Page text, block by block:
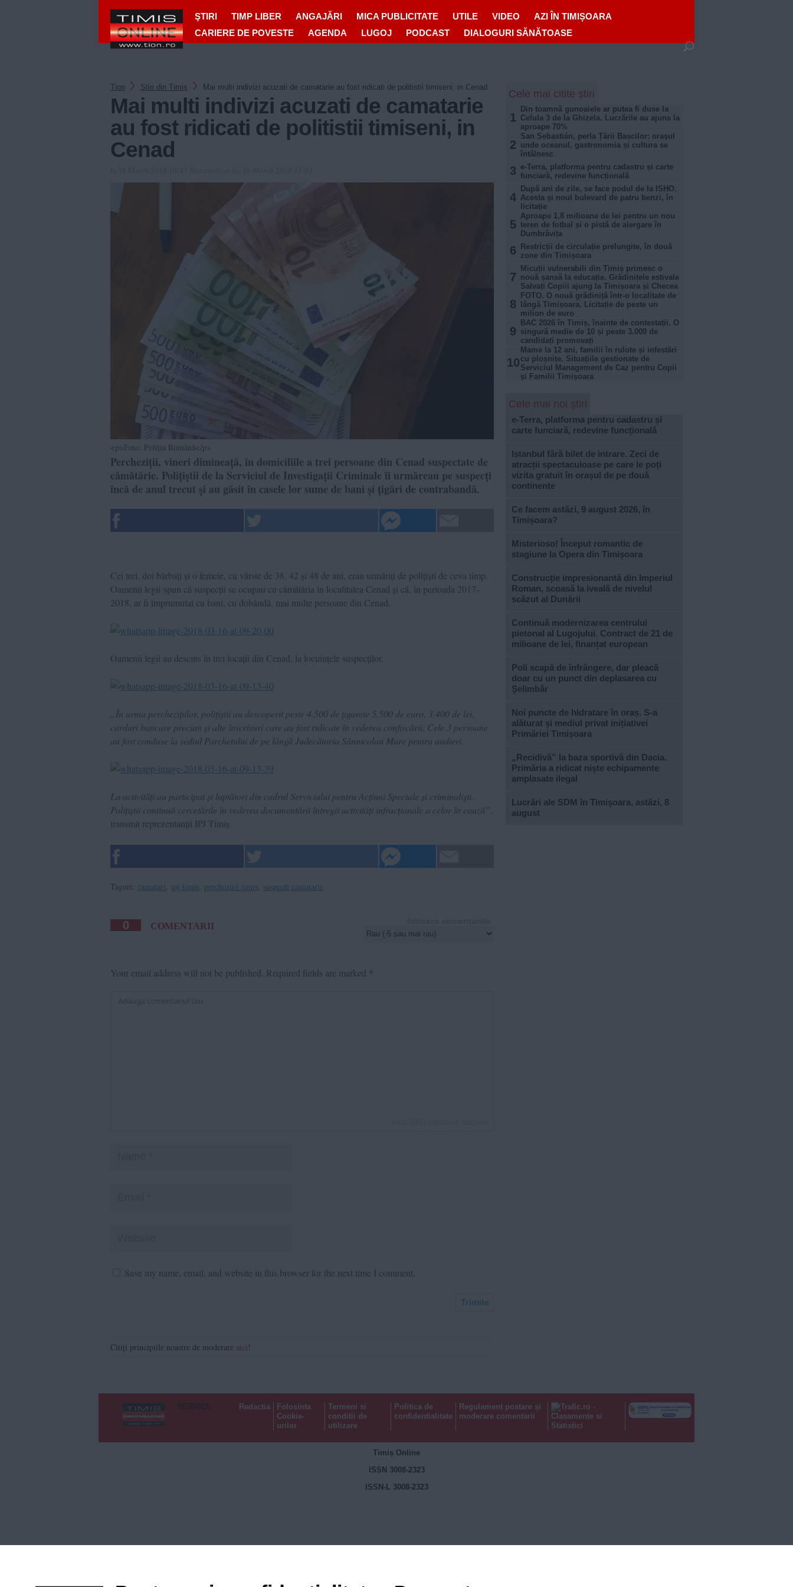
ŞTIRI TIMP LIBER ANGAJĂRI MICA PUBLICITATE UTILE VIDEO
AZI ÎN TIMIȘOARA
CARIERE DE POVESTE
AGENDA LUGOJ PODCAST DIALOGURI SĂNĂTOASE
Tion Ştiri din Timiș Mai multi indivizi acuzati de camatarie au fost ridicati de politistii timiseni, in Cenad
Mai multi indivizi acuzati de camatarie
au fost ridicati de politistii timiseni, in
Cenad
<p>Foto: Poliția Română</p>
Percheziții, vineri dimineață, în domiciliile a trei persoane din Cenad suspectate de
cămătărie. Polițiștii de la Serviciul de Investigații Criminale îi urmăreau pe suspecți
încă de anul trecut și au găsit în casele lor sume de bani și țigări de contrabandă.
Cei trei, doi bărbați și o femeie, cu vârste de 38, 42 și 48 de ani, erau urmăriți de polițiști de ceva timp.
Oamenii legii spun că suspecții se ocupau cu cămătăria în localitatea Cenad și că, în perioada 2017-
2018, ar fi împrumutat cu bani, cu dobândă, mai multe persoane din Cenad.
Oamenii legii au descins în trei locații din Cenad, la locuințele suspecților.
„În urma perchezițiilor, polițiștii au descoperit peste 4.500 de țigarete 5.500 de euro, 3.400 de lei,
carduri bancare precum și alte înscrisuri care au fost ridicate în vederea confiscării. Cele 3 persoane
au fost conduse la sediul Parchetului de pe lângă Judecătoria Sânnicolau Mare pentru audieri.
La activități au participat și luptători din cadrul Serviciului pentru Acțiuni Speciale și criminaliști.
Polițiștii continuă cercetările în vederea documentării întregii activități infracționale a celor în cauză”
transmit reprezentanții IPJ Timiș.
Taguri: camatari ipj timis perchezitii timis suspecti camatarie
0 COMENTARII
Your email address will not be published. Required fields are marked *
Save my name, email, and website in this browser for the next time I comment.
Citiți principiile noastre de moderare aici!
Cele mai citite știri
1
Din toamnă gunoaiele ar putea fi duse la
Celula 3 de la Ghizela. Lucrările au ajuns la
aproape 70%
2
San Sebastián, perla Țării Bascilor: orașul
unde oceanul, gastronomia și cultura se
întâlnesc
3 e-Terra, platforma pentru cadastru și carte
funciară, redevine funcțională
4
După ani de zile, se face podul de la ISHO.
Acesta și noul bulevard de patru benzi, în
licitație
5
Aproape 1,8 milioane de lei pentru un nou
teren de fotbal și o pistă de alergare în
Dumbrăvița
6
Restricții de circulație prelungite, în două
zone din Timișoara
7
Micuții vulnerabili din Timiș primesc o
nouă șansă la educație. Grădinițele estivale
Salvați Copiii ajung la Timișoara și Checea
8
FOTO. O nouă grădiniță într-o localitate de
lângă Timișoara. Licitație de peste un
milion de euro
9
BAC 2026 în Timiș, înainte de contestații. O
singură medie de 10 și peste 3.000 de
candidați promovați
10
Mame la 12 ani, familii în rulote și infestări
cu ploșnițe. Situațiile gestionate de
Serviciul Management de Caz pentru Copii
și Familii Timișoara
Cele mai noi știri
e-Terra, platforma pentru cadastru și
carte funciară, redevine funcțională
Istanbul fără bilet de intrare. Zeci de
atracții spectaculoase pe care le poți
vizita gratuit în orașul de pe două
continente
Ce facem astăzi, 9 august 2026, în
Timișoara?
Misterioso! Început romantic de
stagiune la Opera din Timișoara
Construcție impresionantă din Imperiul
Roman, scoasă la iveală de nivelul
scăzut al Dunării
Continuă modernizarea centrului
pietonal al Lugojului. Contract de 21 de
milioane de lei, finanțat european
Poli scapă de înfrângere, dar pleacă
doar cu un punct din deplasarea cu
Șelimbăr
Noi puncte de hidratare în oraș. S-a
alăturat și mediul privat inițiativei
Primăriei Timișoara
„Recidivă” la baza sportivă din Dacia.
Primăria a ridicat niște echipamente
amplasate ilegal
Lucrări ale SDM în Timișoara, astăzi, 8
august
SERVICII Redactia
Folosinta
Cookie-
urilor
Termeni si
conditii de
utilizare
Politica de
confidentialitate
Regulament postare și
moderare comentarii
Timiș Online
ISSN 3008-2323
ISSN-L 3008-2323